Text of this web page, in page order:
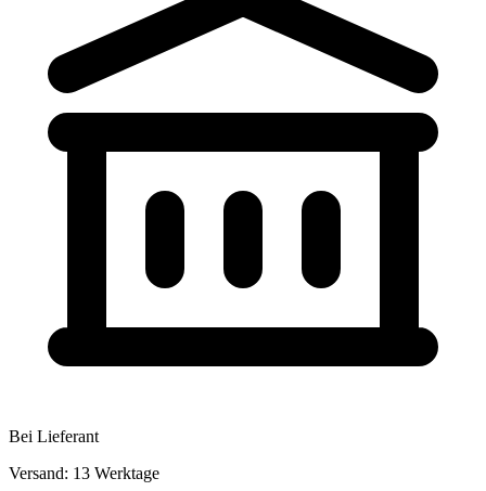
Bei Lieferant
Versand: 13 Werktage